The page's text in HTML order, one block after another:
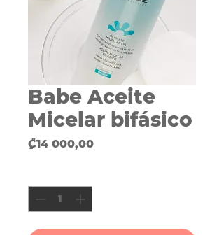
Babe Aceite
Micelar bifásico
₡14 000,00Precio